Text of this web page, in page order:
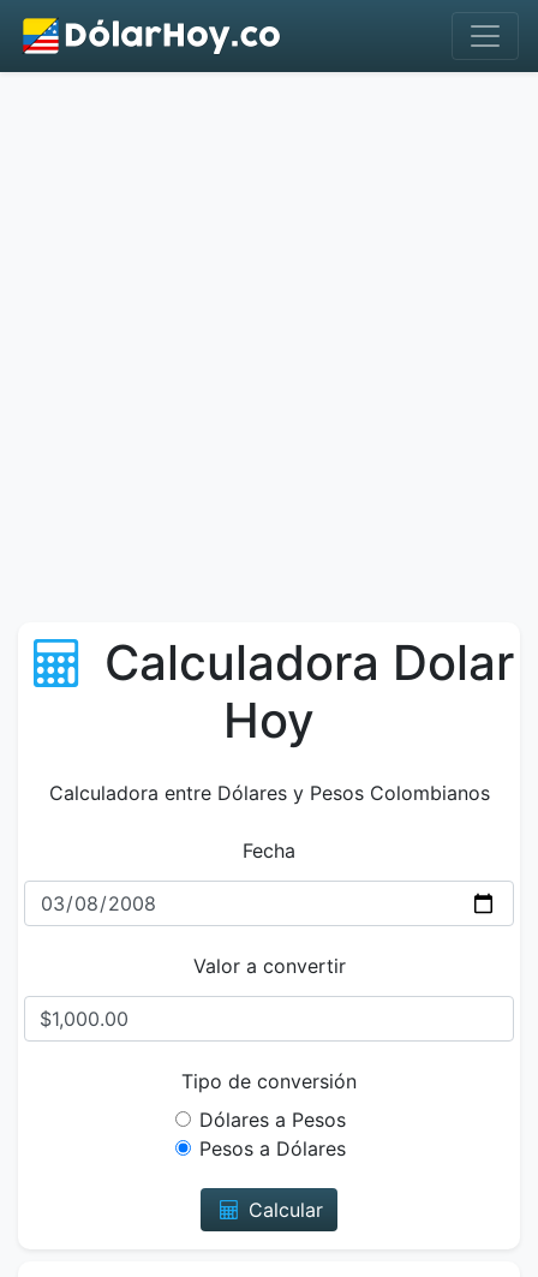
Calculadora Dolar
Hoy
Calculadora entre Dólares y Pesos Colombianos
Fecha
Valor a convertir
Tipo de conversión
Dólares a Pesos
Pesos a Dólares
Calcular